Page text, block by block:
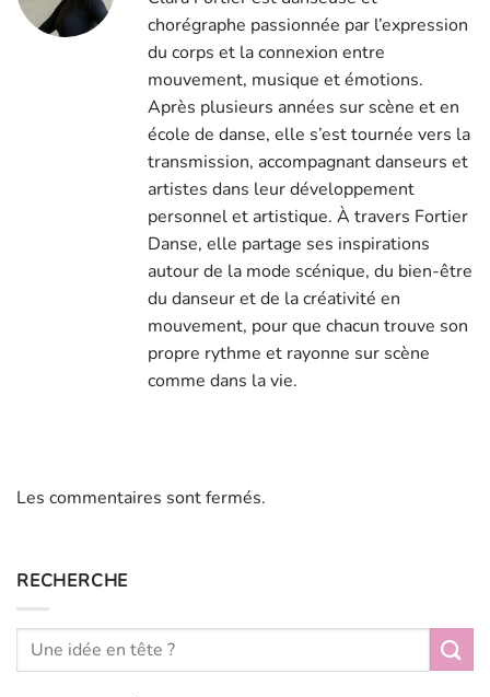
chorégraphe passionnée par l’expression
du corps et la connexion entre
mouvement, musique et émotions.
Après plusieurs années sur scène et en
école de danse, elle s’est tournée vers la
transmission, accompagnant danseurs et
artistes dans leur développement
personnel et artistique. À travers Fortier
Danse, elle partage ses inspirations
autour de la mode scénique, du bien-être
du danseur et de la créativité en
mouvement, pour que chacun trouve son
propre rythme et rayonne sur scène
comme dans la vie.
Les commentaires sont fermés.
RECHERCHE